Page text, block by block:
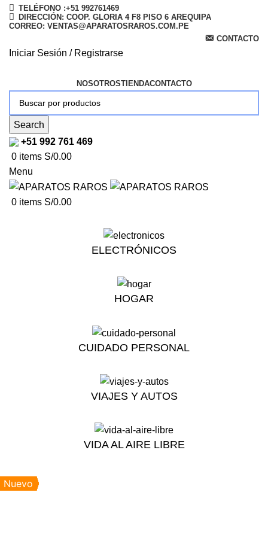
TELÉFONO :+51 992761469
DIRECCIÓN: COOP. GLORIA 4 F8 PISO 6 AREQUIPA
CORREO: VENTAS@APARATOSRAROS.COM.PE
CONTACTO
Iniciar Sesión / Registrarse
NOSOTROSTIENDACONTACTO
Search
+51 992 761 469
0 items S/0.00
Menu
0 items S/0.00
ELECTRÓNICOS
HOGAR
CUIDADO PERSONAL
VIAJES Y AUTOS
VIDA AL AIRE LIBRE
Nuevo
Nuevo
Nuevo
Nuevo
Nuevo
Nuevo
Nuevo
Nuevo
Nuevo
Nuevo
Nuevo